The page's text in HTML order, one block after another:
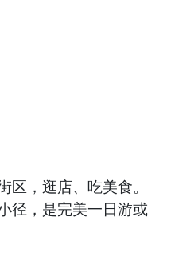
区，逛店、吃美食。
径，是完美一日游或